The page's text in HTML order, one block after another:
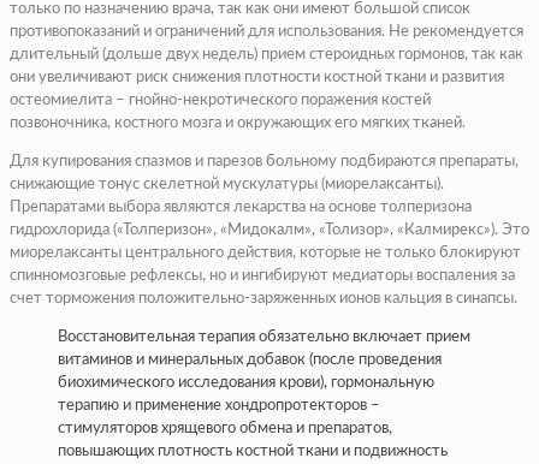
только по назначению врача, так как они имеют большой список
противопоказаний и ограничений для использования. Не рекомендуется
длительный (дольше двух недель) прием стероидных гормонов, так как
они увеличивают риск снижения плотности костной ткани и развития
остеомиелита – гнойно-некротического поражения костей
позвоночника, костного мозга и окружающих его мягких тканей.
Для купирования спазмов и парезов больному подбираются препараты,
снижающие тонус скелетной мускулатуры (миорелаксанты).
Препаратами выбора являются лекарства на основе толперизона
гидрохлорида («Толперизон», «Мидокалм», «Толизор», «Калмирекс»). Это
миорелаксанты центрального действия, которые не только блокируют
спинномозговые рефлексы, но и ингибируют медиаторы воспаления за
счет торможения положительно-заряженных ионов кальция в синапсы.
Восстановительная терапия обязательно включает прием
витаминов и минеральных добавок (после проведения
биохимического исследования крови), гормональную
терапию и применение хондропротекторов –
стимуляторов хрящевого обмена и препаратов,
повышающих плотность костной ткани и подвижность